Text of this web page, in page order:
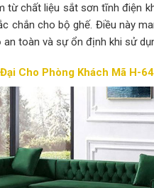
từ chất liệu sắt sơn tĩnh điện
chắn cho bộ ghế. Điều này
toàn và sự ổn định khi sử
Cho Phòng Khách Mã H-64